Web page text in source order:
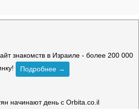
знакомств в Израиле - более 200 000
Подробнее →
начинают день с Orbita.co.il